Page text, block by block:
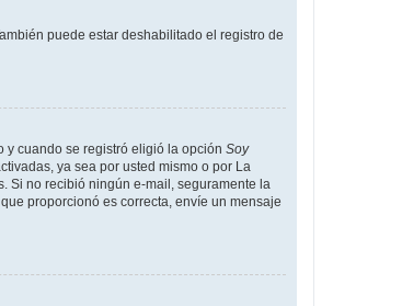
puede estar deshabilitado el registro de
y cuando se registró eligió la opción Soy
ya sea por usted mismo o por La
Si no recibió ningún e-mail, seguramente la
proporcionó es correcta, envíe un mensaje